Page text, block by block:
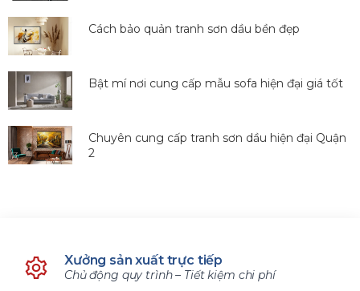
Cách bảo quản tranh sơn dầu bền đẹp
Bật mí nơi cung cấp mẫu sofa hiện đại giá tốt
Chuyên cung cấp tranh sơn dầu hiện đại Quận
2
Xưởng sản xuất trực tiếp
Chủ động quy trình – Tiết kiệm chi phí